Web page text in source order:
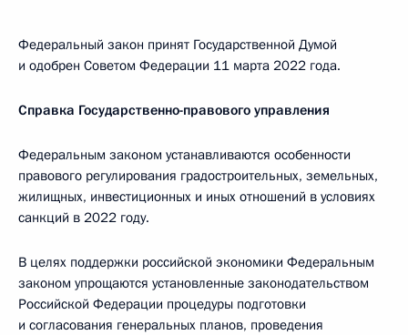
Федеральный закон принят Государственной Думой
и одобрен Советом Федерации 11 марта 2022 года.
Справка Государственно-правового управления
Федеральным законом устанавливаются особенности
правового регулирования градостроительных, земельных,
жилищных, инвестиционных и иных отношений в условиях
санкций в 2022 году.
В целях поддержки российской экономики Федеральным
законом упрощаются установленные законодательством
Российской Федерации процедуры подготовки
и согласования генеральных планов, проведения